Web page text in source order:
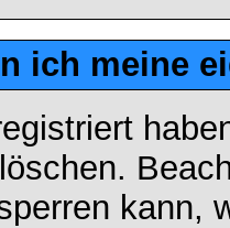
ich meine
kann,